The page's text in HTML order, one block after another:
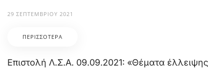
29 ΣΕΠΤΕΜΒΡΊΟΥ 2021
ΠΕΡΙΣΣΌΤΕΡΑ
Επιστολή Λ.Σ.Α. 09.09.2021: «Θέματα έλλειψης